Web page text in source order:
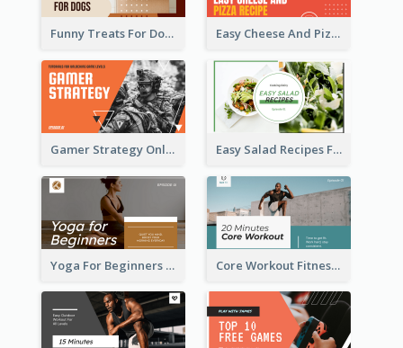
Funny Treats For Dogs YouTube Thumbnail Easy Cheese And Pizza Recipe YouTube Thumbnail
Gamer Strategy Online Game YouTube Thumbnail Easy Salad Recipes Food YouTube Thumbnail
Yoga For Beginners Fitness YouTube Thumbnail Core Workout Fitness YouTube Thumbnail